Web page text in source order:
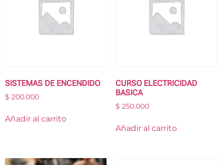
SISTEMAS DE ENCENDIDO
$ 200.000
Añadir al carrito
CURSO ELECTRICIDAD
BASICA
$ 250.000
Añadir al carrito